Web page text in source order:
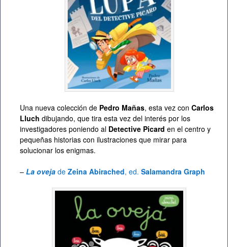
Una nueva colección de Pedro Mañas, esta vez con Carlos
Lluch dibujando, que tira esta vez del interés por los
investigadores poniendo al Detective Picard en el centro y
pequeñas historias con ilustraciones que mirar para
solucionar los enigmas.
– La oveja de Zeina Abirached, ed. Salamandra Graph